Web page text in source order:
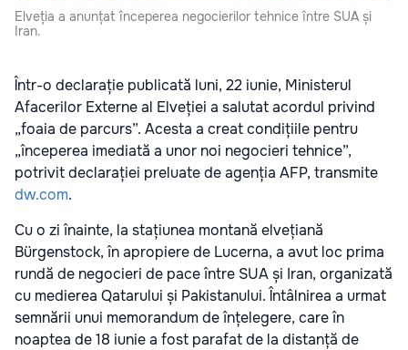
Elveția a anunțat începerea negocierilor tehnice între SUA și
Iran.
Într-o declarație publicată luni, 22 iunie, Ministerul
Afacerilor Externe al Elveției a salutat acordul privind
„foaia de parcurs”. Acesta a creat condițiile pentru
„începerea imediată a unor noi negocieri tehnice”,
potrivit declarației preluate de agenția AFP, transmite
dw.com.
Cu o zi înainte, la stațiunea montană elvețiană
Bürgenstock, în apropiere de Lucerna, a avut loc prima
rundă de negocieri de pace între SUA și Iran, organizată
cu medierea Qatarului și Pakistanului. Întâlnirea a urmat
semnării unui memorandum de înțelegere, care în
noaptea de 18 iunie a fost parafat de la distanță de